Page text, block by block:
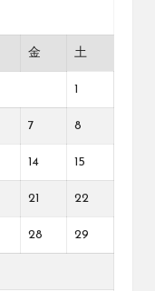
金 土
7 8
14 15
21 22
28 29